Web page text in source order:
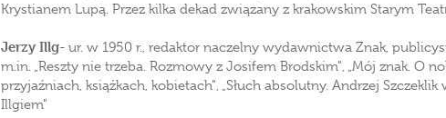
Krystianem Lupą. Przez kilka dekad związany z krakowskim Starym
Jerzy Illg- ur. w 1950 r., redaktor naczelny wydawnictwa Znak,
m.in. „Reszty nie trzeba. Rozmowy z Josifem Brodskim", „Mój znak. O
przyjaźniach, książkach, kobietach", „Słuch absolutny. Andrzej
Illgiem"